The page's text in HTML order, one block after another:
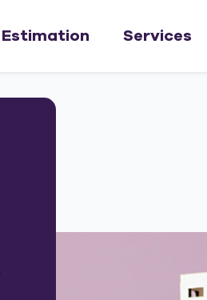
Estimation Services